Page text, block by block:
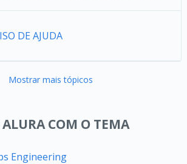
DE AJUDA
Mostrar mais tópicos
COM O TEMA
Engineering